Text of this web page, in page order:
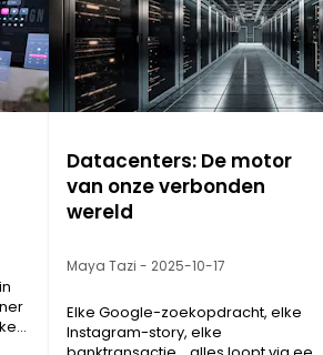
Datacenters: De motor
van onze verbonden
wereld
Maya Tazi - 2025-10-17
Elke Google-zoekopdracht, elke
Instagram-story, elke